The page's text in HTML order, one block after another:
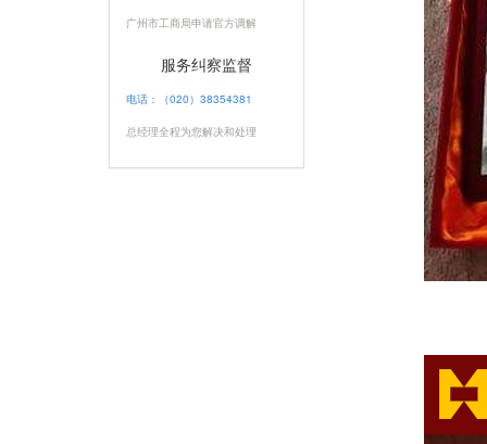
广州市工商局申请官方调解
服务纠察监督
电话：（020）38354381
总经理全程为您解决和处理